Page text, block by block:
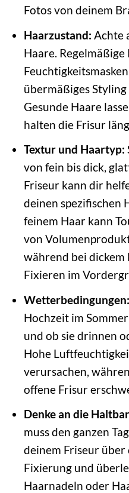
Fotos von deinem
Haarzustand: Achte
Haare. Regelmäßige
übermäßiges
Gesunde Haare
halten die Frisur
Textur und Haartyp:
von fein bis dick,
Friseur kann dir
deinen spezifischen
feinem Haar kann
von
während bei dickem
Fixieren im
Wetterbedingungen:
Hochzeit im
und ob sie drinnen
Hohe
verursachen,
offene Frisur
Denke an die
muss den ganzen
deinem Friseur
Fixierung und
Haarnadeln oder